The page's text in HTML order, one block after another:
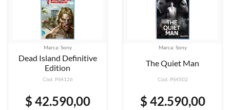
Marca: Sony
The Quiet Man
Cód: PS4502
$ 42.590,00
Marca: Sony
Volumen 1
Cód: PS4808
$